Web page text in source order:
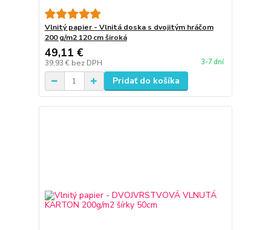
Vlnitý papier - Vlnitá doska s dvojitým hráčom
200 g/m2 120 cm široká
49,11 €
39,93 € bez DPH 3-7 dní
Pridať do košíka